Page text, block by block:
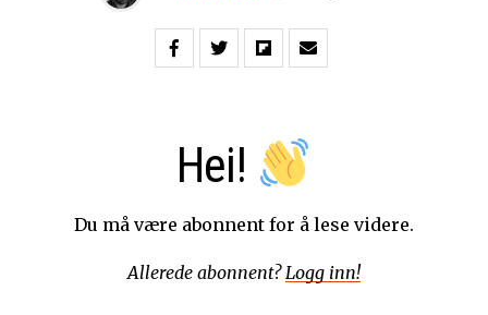
Hei!
Du må være abonnent for å lese videre.
Allerede abonnent? Logg inn!